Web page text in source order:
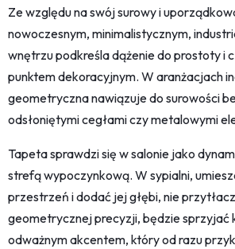
Ze względu na swój surowy i
nowoczesnym, minimalistycznym,
wnętrzu podkreśla dążenie do prostoty i
punktem dekoracyjnym. W aranżacjach
geometryczna nawiązuje do surowości
odsłoniętymi cegłami czy metalowymi
Tapeta sprawdzi się w salonie jako
strefą wypoczynkową. W sypialni,
przestrzeń i dodać jej głębi, nie
geometrycznej precyzji, będzie sprzyjać
odważnym akcentem, który od razu